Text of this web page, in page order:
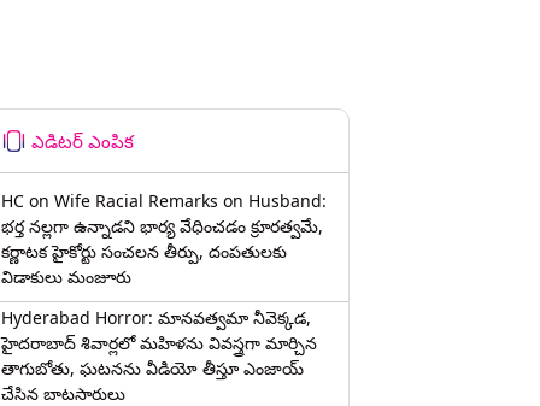
ఎడిటర్ ఎంపిక
HC on Wife Racial Remarks on Husband:
భర్త న‌ల్ల‌గా ఉన్నాడ‌ని భార్య వేధించ‌డం క్రూర‌త్వ‌మే,
కర్ణాటక హైకోర్టు సంచలన తీర్పు, దంపతులకు
విడాకులు మంజూరు
Hyderabad Horror: మానవత్వమా నీవెక్కడ,
హైదరాబాద్ శివార్లలో మహిళను వివస్త్రగా మార్చిన
తాగుబోతు, ఘటనను వీడియో తీస్తూ ఎంజాయ్
చేసిన బాటసారులు